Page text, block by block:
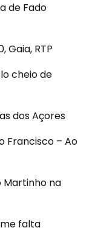
de Fado
Gaia, RTP
cheio de
dos Açores
Francisco – Ao
Martinho na
me falta